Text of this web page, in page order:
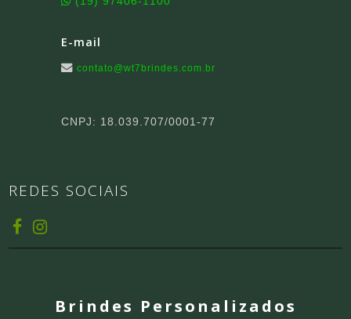
E-mail
contato@wt7brindes.com.br
CNPJ: 18.039.707/0001-77
REDES SOCIAIS
Brindes Personalizados